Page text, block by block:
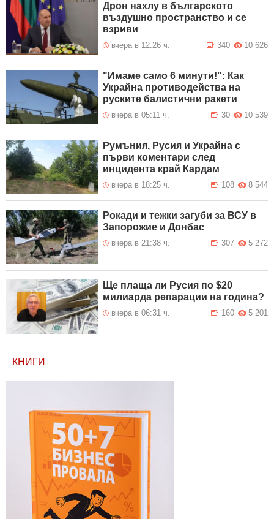
Дрон нахлу в българското
въздушно пространство и се
взриви
вчера в 12:26 ч. 10 626
340
"Имаме само 6 минути!": Как
Украйна противодейства на
руските балистични ракети
вчера в 05:11 ч. 10 539
30
Румъния, Русия и Украйна с
първи коментари след
инцидента край Кардам
вчера в 18:25 ч. 8 544
108
Рокади и тежки загуби за ВСУ в
Запорожие и Донбас
вчера в 21:38 ч. 5 272
307
Ще плаща ли Русия по $20
милиарда репарации на година?
вчера в 06:31 ч. 5 201
160
КНИГИ